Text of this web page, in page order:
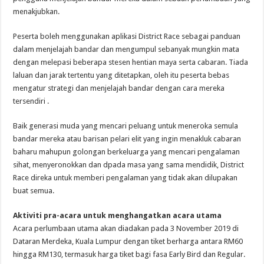
menakjubkan.
Peserta boleh menggunakan aplikasi District Race sebagai panduan
dalam menjelajah bandar dan mengumpul sebanyak mungkin mata
dengan melepasi beberapa stesen hentian maya serta cabaran. Tiada
laluan dan jarak tertentu yang ditetapkan, oleh itu peserta bebas
mengatur strategi dan menjelajah bandar dengan cara mereka
tersendiri .
Baik generasi muda yang mencari peluang untuk meneroka semula
bandar mereka atau barisan pelari elit yang ingin menakluk cabaran
baharu mahupun golongan berkeluarga yang mencari pengalaman
sihat, menyeronokkan dan dpada masa yang sama mendidik, District
Race direka untuk memberi pengalaman yang tidak akan dilupakan
buat semua.
Aktiviti pra-acara untuk menghangatkan acara utama
Acara perlumbaan utama akan diadakan pada 3 November 2019 di
Dataran Merdeka, Kuala Lumpur dengan tiket berharga antara RM60
hingga RM130, termasuk harga tiket bagi fasa Early Bird dan Regular.